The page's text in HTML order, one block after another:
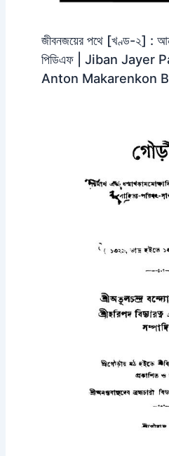
জীবনজয়ের পথে [খণ্ড-২] :
পিডিএফ | Jiban Jayer
Anton Makarenkon